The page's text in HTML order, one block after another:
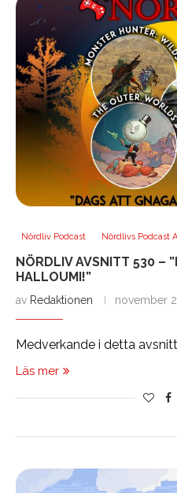
Nördliv Podcast Nördlivs Podcast
NÖRDLIV AVSNITT 530 –
HALLOUMI!”
av Redaktionen november
Medverkande i detta
Läs mer